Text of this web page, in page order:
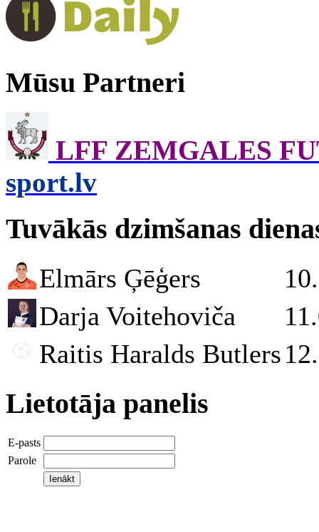
Mūsu Partneri
LFF ZEMGALES
sport.lv
Tuvākās dzimšanas
Elmārs Ģēģers
Darja Voitehoviča
Raitis Haralds Butlers
Lietotāja panelis
E-pasts
Parole